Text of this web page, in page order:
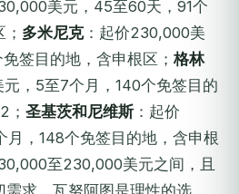
美元，45至60天，91个
多米尼克：起价230,000美
签目的地，含申根区； 格林
元，5至7个月，140个免签目的
； 圣基茨和尼维斯：起价
，148个免签目的地，含申根
至230,000美元之间，且
需求，瓦努阿图是理性的选